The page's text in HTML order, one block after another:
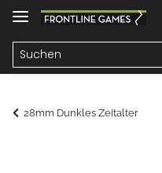
28mm Dunkles Zeitalter